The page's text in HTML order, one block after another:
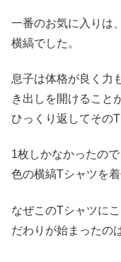
一番のお気に入りは
横縞でした。
息子は体格が良く力
き出しを開けること
ひっくり返してその
1枚しかなかったの
色の横縞Tシャツを着
なぜこのTシャツに
だわりが始まったの